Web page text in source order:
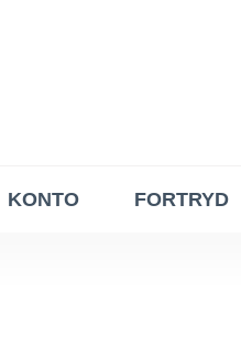
KONTO FORTRYD